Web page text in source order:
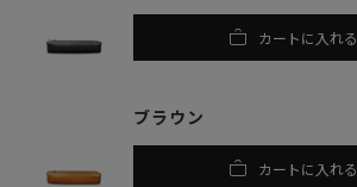
カートに入れる
ブラウン
カートに入れる